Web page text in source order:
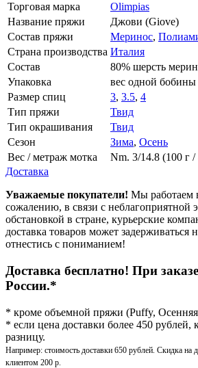
Торговая марка
Olimpias
Название пряжи
Джови (Giove)
Состав пряжи
Меринос,
Страна производства Италия
Состав
80% шерсть
Упаковка
вес одной бобины
Размер спиц
3, 3.5, 4
Тип пряжи
Твид
Тип окрашивания
Твид
Сезон
Зима, Осень
Вес / метраж мотка
Nm. 3/14.8 (100 г
Доставка
Уважаемые покупатели! Мы работаем
сожалению, в связи с неблагоприятной
обстановкой в стране, курьерские
доставка товаров может
отнестись с пониманием!
Доставка бесплатно! При
России.*
* кроме объемной пряжи (Puffy,
* если цена доставки более 450 рублей,
разницу.
Например: стоимость доставки 650 рублей. Скидка на
клиентом 200 р.